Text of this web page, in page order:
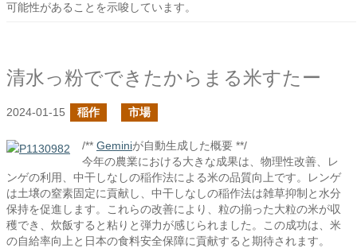
可能性があることを示唆しています。
清水っ粉でできたからまる米すたー
2024-01-15 稲作 市場
/** Geminiが自動生成した概要 **/
今年の農業における大きな成果は、物理性改善、レ
ンゲの利用、中干しなしの稲作法による米の品質向上です。レンゲ
は土壌の窒素固定に貢献し、中干しなしの稲作法は雑草抑制と水分
保持を促進します。これらの改善により、粒の揃った大粒の米が収
穫でき、炊飯すると粘りと弾力が感じられました。この成功は、米
の自給率向上と日本の食料安全保障に貢献すると期待されます。